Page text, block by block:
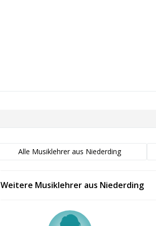
Alle Musiklehrer aus Niederding
Weitere Musiklehrer aus Niederding